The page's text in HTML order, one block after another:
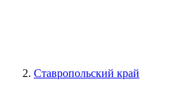
Ставропольский край